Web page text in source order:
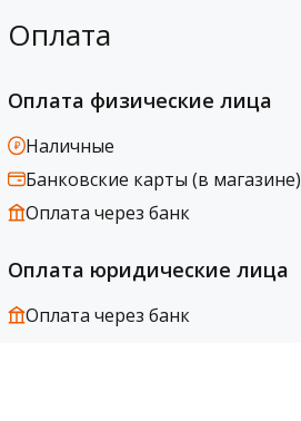
Оплата
Оплата физические лица
Наличные
Банковские карты (в магазине)
Оплата через банк
Оплата юридические лица
Оплата через банк